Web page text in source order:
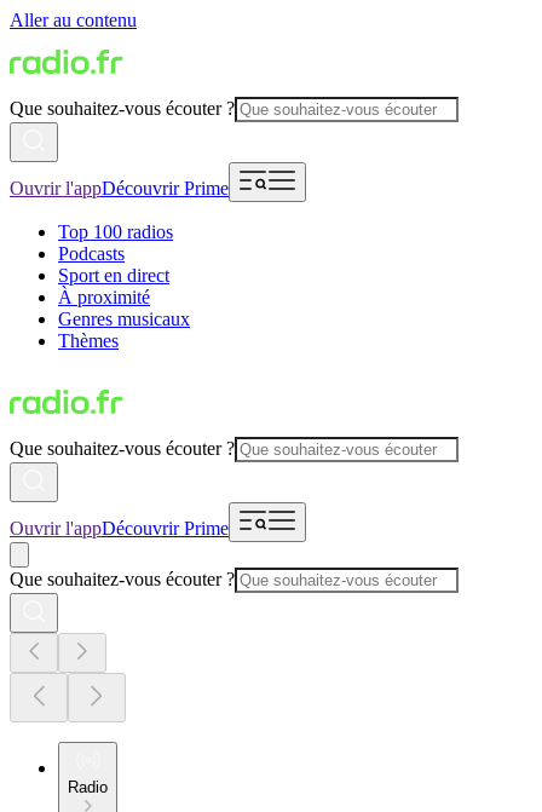
Aller au contenu
Que souhaitez-vous écouter ?
Ouvrir l'appDécouvrir Prime
Top 100 radios
Podcasts
Sport en direct
À proximité
Genres musicaux
Thèmes
Que souhaitez-vous écouter ?
Ouvrir l'appDécouvrir Prime
Que souhaitez-vous écouter ?
Radio